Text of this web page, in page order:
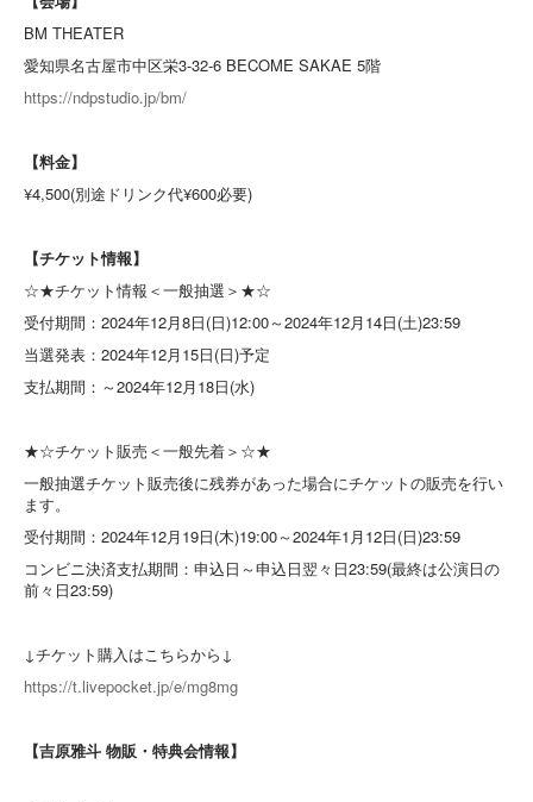
BM THEATER
愛知県名古屋市中区栄3-32-6 BECOME SAKAE 5階
https://ndpstudio.jp/bm/
【料金】
¥4,500(別途ドリンク代¥600必要)
【チケット情報】
☆★チケット情報＜一般抽選＞★☆
受付期間：2024年12月8日(日)12:00～2024年12月14日(土)23:59
当選発表：2024年12月15日(日)予定
支払期間：～2024年12月18日(水)
★☆チケット販売＜一般先着＞☆★
一般抽選チケット販売後に残券があった場合にチケットの販売を行い
ます。
受付期間：2024年12月19日(木)19:00～2024年1月12日(日)23:59
コンビニ決済支払期間：申込日～申込日翌々日23:59(最終は公演日の
前々日23:59)
↓チケット購入はこちらから↓
https://t.livepocket.jp/e/mg8mg
【吉原雅斗 物販・特典会情報】